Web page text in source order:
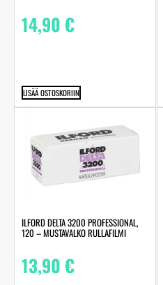
14,90€
LISÄÄ OSTOSKORIIN
ILFORD DELTA 3200 PROFESSIONAL,
120 – MUSTAVALKO RULLAFILMI
13,90€